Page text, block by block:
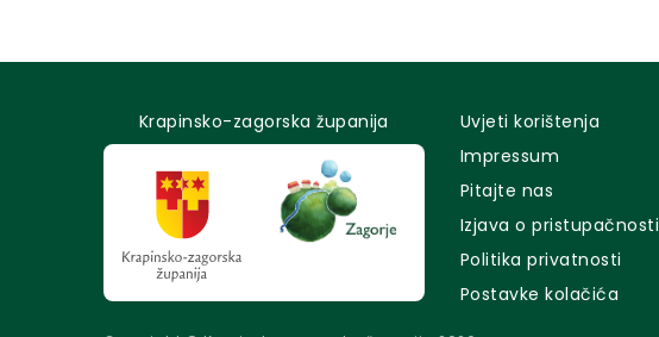
Krapinsko-zagorska županija
Uvjeti korištenja
Impressum
Pitajte nas
Izjava o pristupačnosti
Politika privatnosti
Postavke kolačića